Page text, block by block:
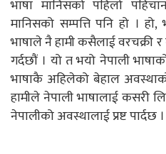
भाषा मानिसको पहिलो
मानिसको सम्पत्ति पनि हो ।
भाषाले नै हामी कसैलाई वरचक्री
गर्दछौं । यो त भयो नेपाली
भाषाकै अहिलेको बेहाल
हामीले नेपाली भाषालाई कसरी
नेपालीको अवस्थालाई प्रष्ट पार्दछ ।